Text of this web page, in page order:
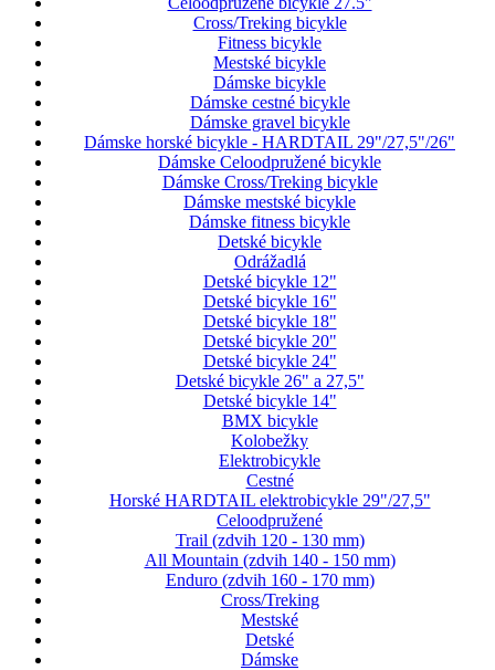
Cross/Treking bicykle
Fitness bicykle
Mestské bicykle
Dámske bicykle
Dámske cestné bicykle
Dámske gravel bicykle
Dámske horské bicykle - HARDTAIL 29"/27,5"/26"
Dámske Celoodpružené bicykle
Dámske Cross/Treking bicykle
Dámske mestské bicykle
Dámske fitness bicykle
Detské bicykle
Odrážadlá
Detské bicykle 12"
Detské bicykle 16"
Detské bicykle 18"
Detské bicykle 20"
Detské bicykle 24"
Detské bicykle 26" a 27,5"
Detské bicykle 14"
BMX bicykle
Kolobežky
Elektrobicykle
Cestné
Horské HARDTAIL elektrobicykle 29"/27,5"
Celoodpružené
Trail (zdvih 120 - 130 mm)
All Mountain (zdvih 140 - 150 mm)
Enduro (zdvih 160 - 170 mm)
Cross/Treking
Mestské
Detské
Dámske